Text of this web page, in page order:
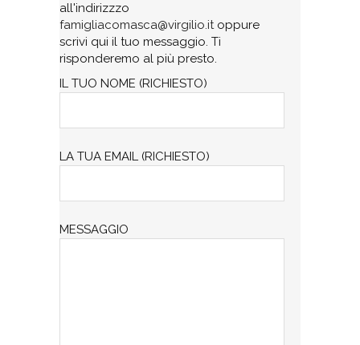
all'indirizzzo
famigliacomasca@virgilio.itoppure
scrivi qui il tuo messaggio. Ti
risponderemo al più presto.
IL TUO NOME (RICHIESTO)
LA TUA EMAIL (RICHIESTO)
MESSAGGIO